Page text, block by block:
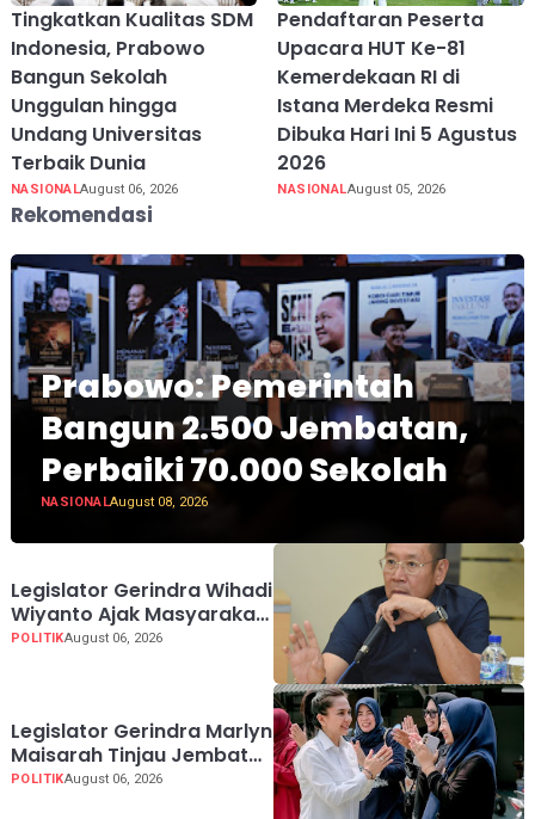
Tingkatkan Kualitas SDM
Indonesia, Prabowo
Bangun Sekolah
Unggulan hingga
Undang Universitas
Terbaik Dunia
NASIONALAugust 06, 2026
Pendaftaran Peserta
Upacara HUT Ke-81
Kemerdekaan RI di
Istana Merdeka Resmi
Dibuka Hari Ini 5 Agustus
2026
NASIONALAugust 05, 2026
Rekomendasi
Prabowo: Pemerintah
Bangun 2.500 Jembatan,
Perbaiki 70.000 Sekolah
NASIONALAugust 08, 2026
Legislator Gerindra Wihadi
Wiyanto Ajak Masyarakat
Awasi Program Makan
POLITIKAugust 06, 2026
Legislator Gerindra Marlyn
Maisarah Tinjau Jembatan
Gantung Cibeber,
POLITIKAugust 06, 2026